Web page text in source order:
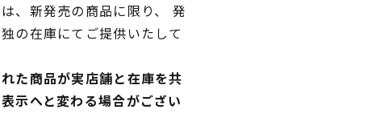
、新発売の商品に限り、 発
の在庫にてご提供いたして
た商品が実店舗と在庫を共
示へと変わる場合がござい